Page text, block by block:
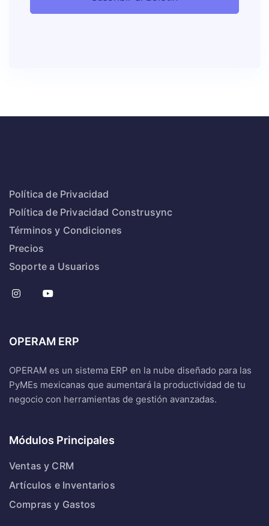
Política de Privacidad
Política de Privacidad Construsync
Términos y Condiciones
Precios
Soporte a Usuarios
OPERAM ERP
OPERAM es un sistema ERP en la nube diseñado para las
PyMEs mexicanas que aumentará la productividad de tu
negocio con herramientas de gestión avanzadas.
Módulos Principales
Ventas y CRM
Artículos e Inventarios
Compras y Gastos